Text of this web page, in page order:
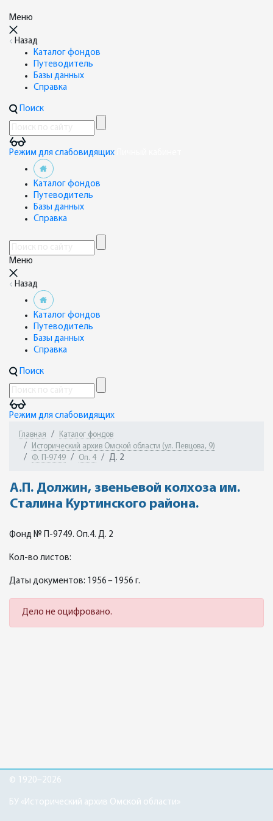
Меню
Назад
Каталог фондов
Путеводитель
Базы данных
Справка
Поиск
Режим для слабовидящих
Каталог фондов
Путеводитель
Базы данных
Справка
Меню
Назад
Каталог фондов
Путеводитель
Базы данных
Справка
Поиск
Режим для слабовидящих
Главная
Каталог фондов
Исторический архив Омской области (ул. Певцова, 9)
Ф. П-9749
Оп. 4 Д. 2
А.П. Должин, звеньевой колхоза им.
Сталина Куртинского района.
Фонд № П-9749. Оп.4. Д. 2
Кол-во листов:
Даты документов: 1956 – 1956 г.
Дело не оцифровано.
© 1920–2026
БУ «Исторический архив Омской области»